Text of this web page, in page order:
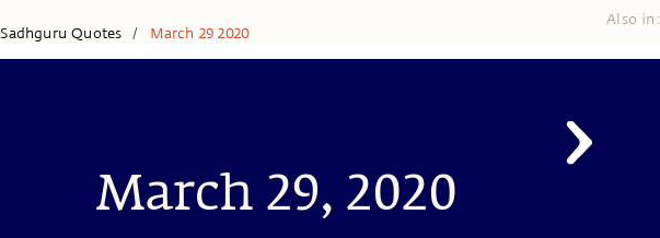
Sadhguru Quotes / March 29 2020
Also in:
March 29, 2020